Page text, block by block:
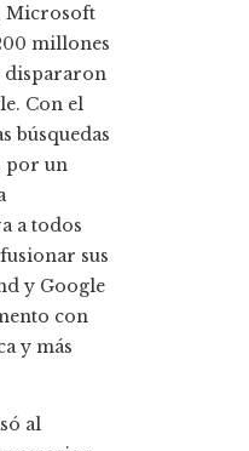
Microsoft
millones
dispararon
Con el
búsquedas
por un
a todos
sus
y Google
con
y más
al